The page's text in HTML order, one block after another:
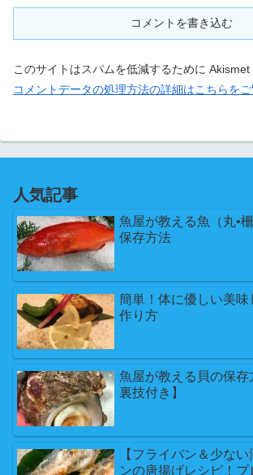
コメントを書き込む
このサイトはスパムを低減するために Akismet
コメントデータの処理方法の詳細はこちらを
人気記事
魚屋が教える魚（丸•
保存方法
簡単！体に優しい美
作り方
魚屋が教える貝の保
裏技付き】
【フライパン＆少な
ンの唐揚げレシピ！プ